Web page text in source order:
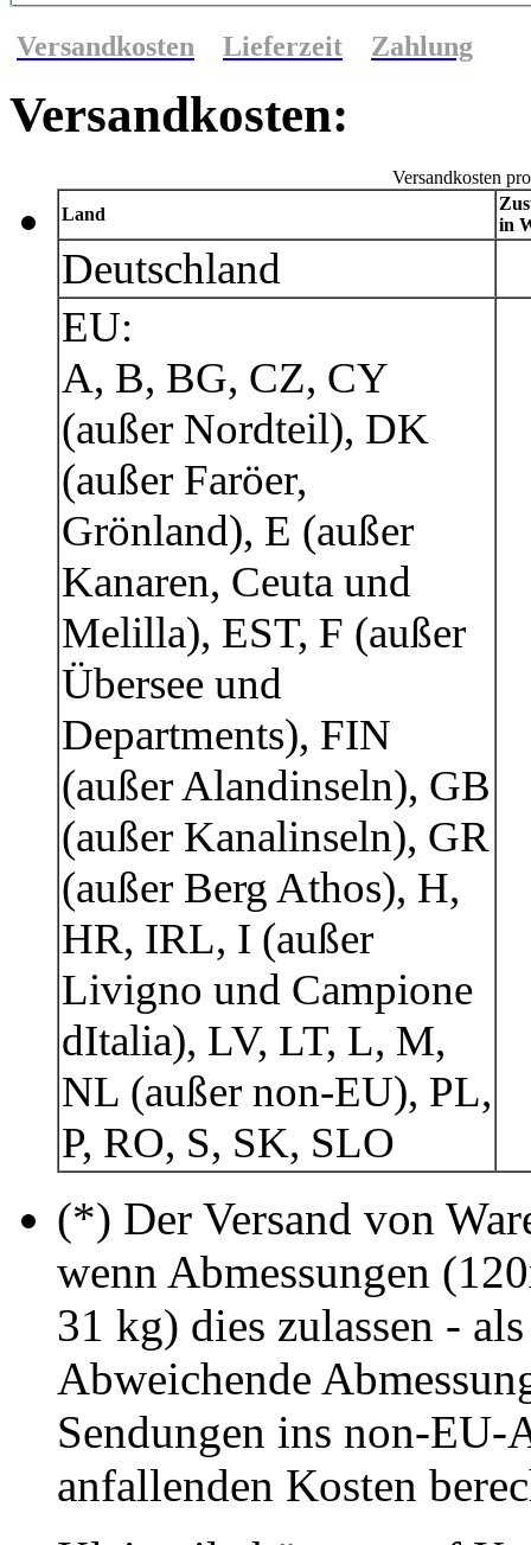
Versandkosten Lieferzeit Zahlung
Versandkosten:
Versandkosten
Land
in
Deutschland
EU:
A, B, BG, CZ, CY
(außer Nordteil), DK
(außer Faröer,
Grönland), E (außer
Kanaren, Ceuta und
Melilla), EST, F (außer
Übersee und
Departments), FIN
(außer Alandinseln), GB
(außer Kanalinseln), GR
(außer Berg Athos), H,
HR, IRL, I (außer
Livigno und Campione
dItalia), LV, LT, L, M,
NL (außer non-EU), PL,
P, RO, S, SK, SLO
(*) Der Versand von
wenn Abmessungen
31 kg) dies zulassen -
Abweichende
Sendungen ins non-EU-
anfallenden Kosten